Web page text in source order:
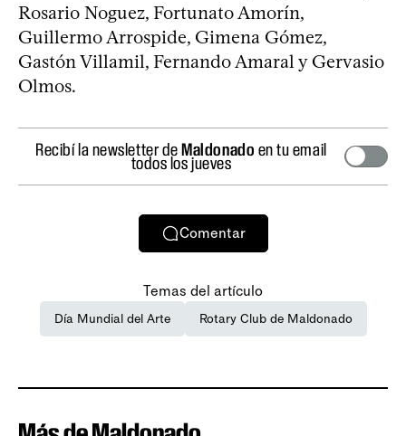
Rosario Noguez, Fortunato Amorín,
Guillermo Arrospide, Gimena Gómez,
Gastón Villamil, Fernando Amaral y Gervasio
Olmos.
Recibí la newsletter deMaldonado en tu email
todos los jueves
Comentar
Temas del artículo
Día Mundial del Arte Rotary Club de Maldonado